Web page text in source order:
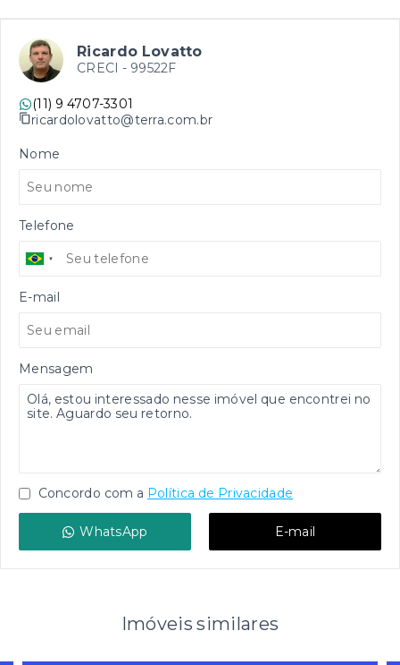
Ricardo Lovatto
CRECI - 99522F
(11) 9 4707-3301
ricardolovatto@terra.com.br
Nome
Telefone
E-mail
Mensagem
Concordo com a Política de Privacidade
WhatsApp E-mail
Imóveis similares